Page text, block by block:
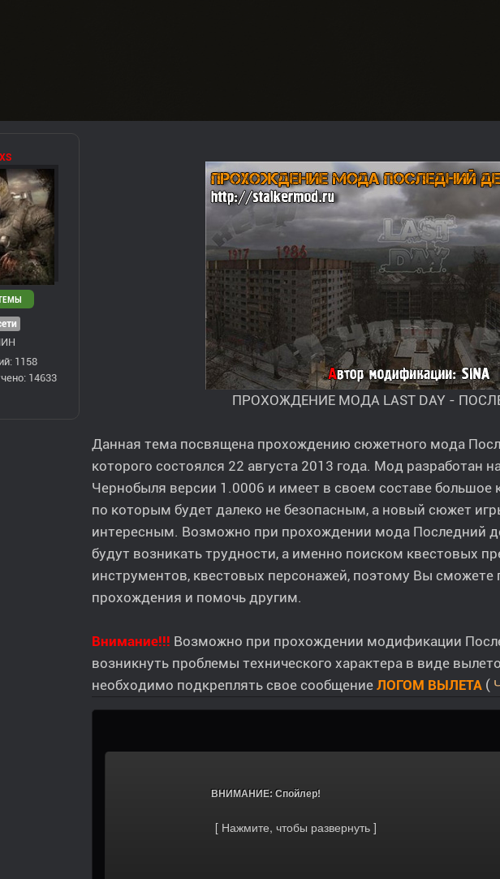
1158
14633
ПРОХОЖДЕНИЕ МОДА LAST DAY -
Данная тема посвящена прохождению сюжетного мода
которого состоялся 22 августа 2013 года. Мод разработан
Чернобыля версии 1.0006 и имеет в своем составе большое
по которым будет далеко не безопасным, а новый сюжет
интересным. Возможно при прохождении мода Последний
будут возникать трудности, а именно поиском квестовых
инструментов, квестовых персонажей, поэтому Вы
прохождения и помочь другим.
Внимание!!! Возможно при прохождении модификации
возникнуть проблемы технического характера в виде
необходимо подкреплять свое сообщение ЛОГОМ ВЫЛЕТА (